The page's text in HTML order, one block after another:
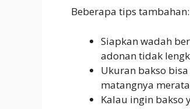
Beberapa tips tambahan:
Siapkan wadah
adonan tidak
Ukuran bakso
matangnya
Kalau ingin bakso